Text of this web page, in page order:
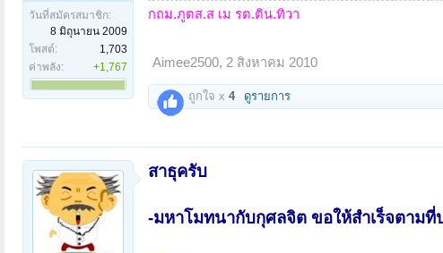
วันที่สมัครสมาชิก:
8 มิถุนายน 2009
โพสต์:
1,703
ค่าพลัง:
+1,767
กถม.ภูตส.ส เม รต.ติน.ทิวา
Aimee2500, 2 สิงหาคม 2010
ถูกใจ x 4 ดูรายการ
สาธุครับ
-มหาโมทนากับกุศลจิต ขอให้สำเร็จตามที่